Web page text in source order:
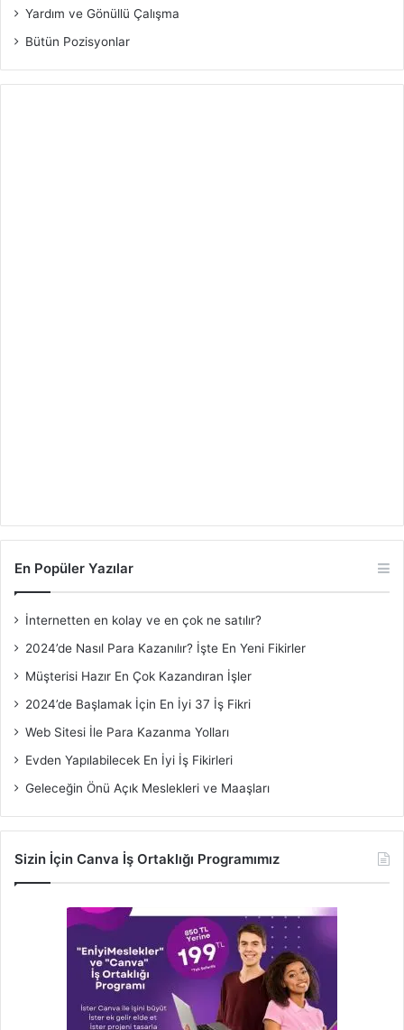
Yardım ve Gönüllü Çalışma
Bütün Pozisyonlar
En Popüler Yazılar
İnternetten en kolay ve en çok ne satılır?
2024’de Nasıl Para Kazanılır? İşte En Yeni Fikirler
Müşterisi Hazır En Çok Kazandıran İşler
2024’de Başlamak İçin En İyi 37 İş Fikri
Web Sitesi İle Para Kazanma Yolları
Evden Yapılabilecek En İyi İş Fikirleri
Geleceğin Önü Açık Meslekleri ve Maaşları
Sizin İçin Canva İş Ortaklığı Programımız